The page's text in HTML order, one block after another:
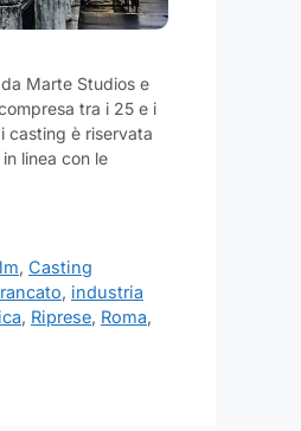
Marte Studios e
tra i 25 e i
casting è riservata
linea con le
,Casting
, industria
, Riprese, Roma,